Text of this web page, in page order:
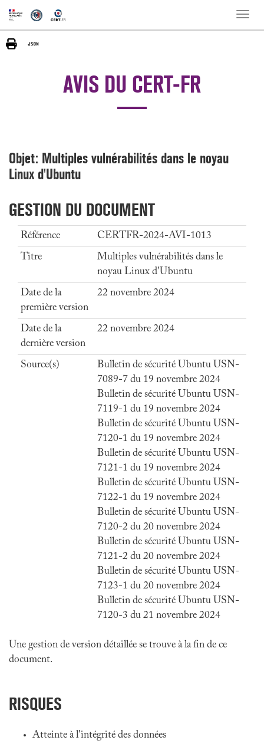
Toggle
AVIS DU CERT-FR
Objet: Multiples vulnérabilités dans le noyau
Linux d'Ubuntu
GESTION DU DOCUMENT
Référence
CERTFR-2024-AVI-1013
Titre
Multiples vulnérabilités dans le
noyau Linux d'Ubuntu
Date de la
première version
22 novembre 2024
Date de la
dernière version
22 novembre 2024
Source(s)
Bulletin de sécurité Ubuntu USN-
7089-7 du 19 novembre 2024
Bulletin de sécurité Ubuntu USN-
7119-1 du 19 novembre 2024
Bulletin de sécurité Ubuntu USN-
7120-1 du 19 novembre 2024
Bulletin de sécurité Ubuntu USN-
7121-1 du 19 novembre 2024
Bulletin de sécurité Ubuntu USN-
7122-1 du 19 novembre 2024
Bulletin de sécurité Ubuntu USN-
7120-2 du 20 novembre 2024
Bulletin de sécurité Ubuntu USN-
7121-2 du 20 novembre 2024
Bulletin de sécurité Ubuntu USN-
7123-1 du 20 novembre 2024
Bulletin de sécurité Ubuntu USN-
7120-3 du 21 novembre 2024
Une gestion de version détaillée se trouve à la fin de ce
document.
RISQUES
Atteinte à l'intégrité des données